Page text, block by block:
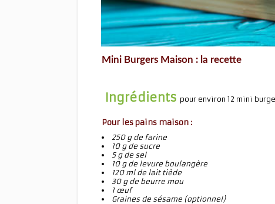
Mini Burgers Maison : la recette
Ingrédients pour environ 12 mini
Pour les pains maison :
250 g de farine
10 g de sucre
5 g de sel
10 g de levure boulangère
120 ml de lait tiède
30 g de beurre mou
1 œuf
Graines de sésame (optionnel)